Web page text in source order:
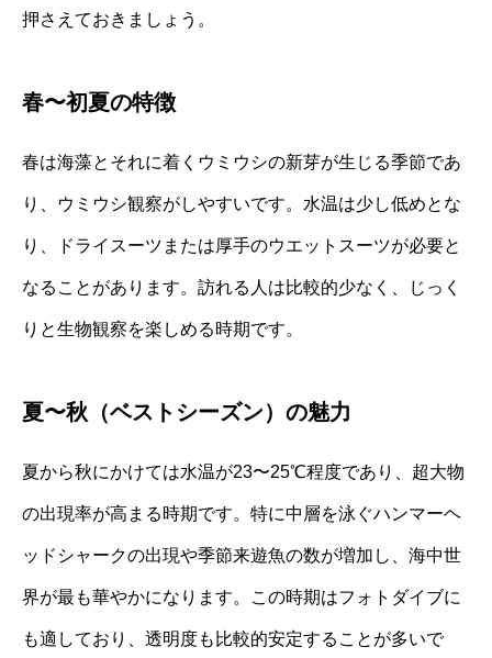
押さえておきましょう。
春〜初夏の特徴
春は海藻とそれに着くウミウシの新芽が生じる季節であ
り、ウミウシ観察がしやすいです。水温は少し低めとな
り、ドライスーツまたは厚手のウエットスーツが必要と
なることがあります。訪れる人は比較的少なく、じっく
りと生物観察を楽しめる時期です。
夏〜秋（ベストシーズン）の魅力
夏から秋にかけては水温が23〜25℃程度であり、超大物
の出現率が高まる時期です。特に中層を泳ぐハンマーヘ
ッドシャークの出現や季節来遊魚の数が増加し、海中世
界が最も華やかになります。この時期はフォトダイブに
も適しており、透明度も比較的安定することが多いで